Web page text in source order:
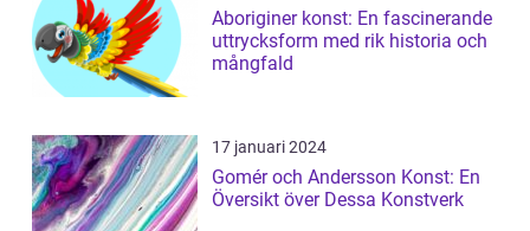
Aboriginer konst: En fascinerande
uttrycksform med rik historia och
mångfald
17 januari 2024
Gomér och Andersson Konst: En
Översikt över Dessa Konstverk